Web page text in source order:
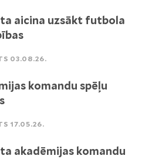
aicina uzsākt futbola
03.08.26.
komandu spēļu
17.05.26.
akadēmijas komandu